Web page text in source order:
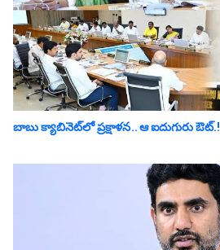
బాబు క్యాబినెట్‌లో ప్ర‌క్షాళ‌న‌.. ఆ ఐదుగురు ఔట్‌.!